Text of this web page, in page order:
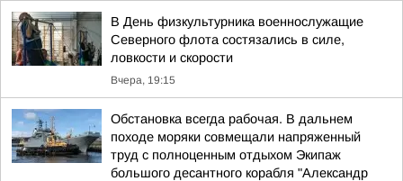
В День физкультурника военнослужащие
Северного флота состязались в силе,
ловкости и скорости
Вчера, 19:15
Обстановка всегда рабочая. В дальнем
походе моряки совмещали напряженный
труд с полноценным отдыхом Экипаж
большого десантного корабля "Александр